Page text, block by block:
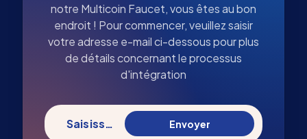
notre Multicoin Faucet, vous êtes au bon
endroit ! Pour commencer, veuillez saisir
votre adresse e-mail ci-dessous pour plus
de détails concernant le processus
d'intégration
Saisissez votre e-mail Envoyer